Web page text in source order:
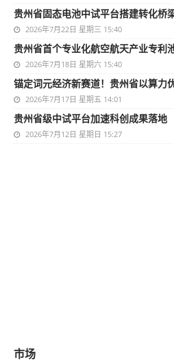
贵州省固态电池中试平台搭建转化桥
2026年7月22日 星期三 15:40
贵州省首个专业化航空航天产业专利
2026年7月18日 星期六 15:40
锚定词元经济新赛道！贵州省以算力
2026年7月17日 星期五 14:01
贵州省级中试平台加速科创成果落地
2026年7月12日 星期日 15:27
市场